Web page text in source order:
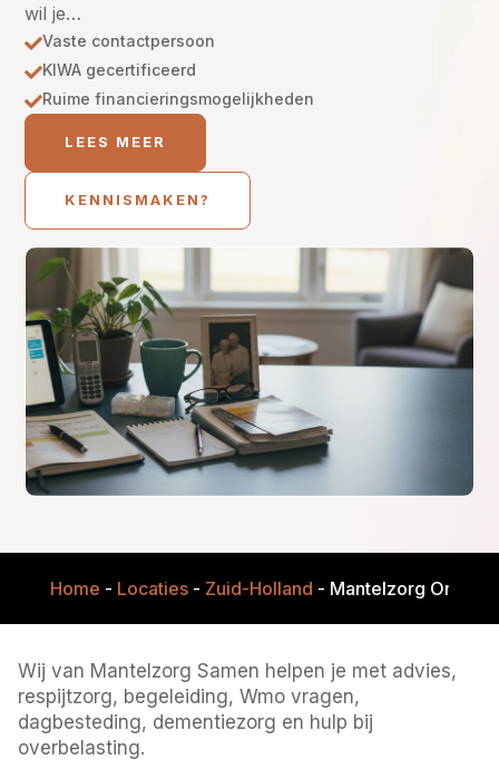
wil je…
Vaste contactpersoon
KIWA gecertificeerd
Ruime financieringsmogelijkheden
LEES MEER
KENNISMAKEN?
Home - Locaties- Zuid-Holland - Mantelzorg
Wij van Mantelzorg Samen helpen je met advies,
respijtzorg, begeleiding, Wmo vragen,
dagbesteding, dementiezorg en hulp bij
overbelasting.